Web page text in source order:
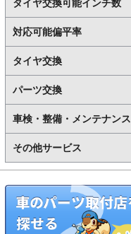
タイヤ交換可能インチ数
対応可能偏平率
タイヤ交換
パーツ交換
車検・整備・メンテナンス
その他サービス